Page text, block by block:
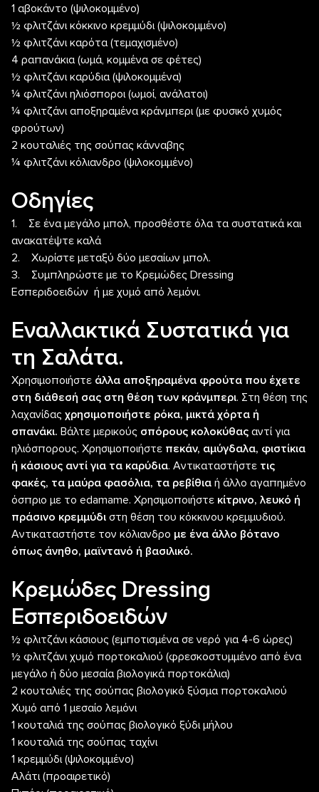
1 αβοκάντο (ψιλοκομμένο)
½ φλιτζάνι κόκκινο κρεμμύδι (ψιλοκομμένο)
½ φλιτζάνι καρότα (τεμαχισμένο)
4 ραπανάκια (ωμά, κομμένα σε φέτες)
½ φλιτζάνι καρύδια (ψιλοκομμένα)
¼ φλιτζάνι ηλιόσποροι (ωμοί, ανάλατοι)
¼ φλιτζάνι αποξηραμένα κράνμπερι (με φυσικό χυμός
φρούτων)
2 κουταλιές της σούπας κάνναβης
¼ φλιτζάνι κόλιανδρο (ψιλοκομμένο)
Οδηγίες
1. Σε ένα μεγάλο μπολ, προσθέστε όλα τα συστατικά και
ανακατέψτε καλά
2. Χωρίστε μεταξύ δύο μεσαίων μπολ.
3. Συμπληρώστε με το Κρεμώδες Dressing
Εσπεριδοειδών ή με χυμό από λεμόνι.
Εναλλακτικά Συστατικά για
τη Σαλάτα.
Χρησιμοποιήστε άλλα αποξηραμένα φρούτα που έχετε
στη διάθεσή σας στη θέση των κράνμπερι. Στη θέση της
λαχανίδας χρησιμοποιήστε ρόκα, μικτά χόρτα ή
σπανάκι. Βάλτε μερικούς σπόρους κολοκύθας αντί για
ηλιόσπορους. Χρησιμοποιήστε πεκάν, αμύγδαλα, φιστίκια
ή κάσιους αντί για τα καρύδια. Αντικαταστήστε τις
φακές, τα μαύρα φασόλια, τα ρεβίθια ή άλλο αγαπημένο
όσπριο με το edamame. Χρησιμοποιήστε κίτρινο, λευκό ή
πράσινο κρεμμύδι στη θέση του κόκκινου κρεμμυδιού.
Αντικαταστήστε τον κόλιανδρο με ένα άλλο βότανο
όπως άνηθο, μαϊντανό ή βασιλικό.
Κρεμώδες Dressing
Εσπεριδοειδών
½ φλιτζάνι κάσιους (εμποτισμένα σε νερό για 4-6 ώρες)
½ φλιτζάνι χυμό πορτοκαλιού (φρεσκοστυμμένο από ένα
μεγάλο ή δύο μεσαία βιολογικά πορτοκάλια)
2 κουταλιές της σούπας βιολογικό ξύσμα πορτοκαλιού
Χυμό από 1 μεσαίο λεμόνι
1 κουταλιά της σούπας βιολογικό ξύδι μήλου
1 κουταλιά της σούπας ταχίνι
1 κρεμμύδι (ψιλοκομμένο)
Αλάτι (προαιρετικό)